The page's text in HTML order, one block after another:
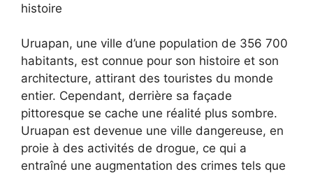
histoire
Uruapan, une ville d’une population de 356 700
habitants, est connue pour son histoire et son
architecture, attirant des touristes du monde
entier. Cependant, derrière sa façade
pittoresque se cache une réalité plus sombre.
Uruapan est devenue une ville dangereuse, en
proie à des activités de drogue, ce qui a
entraîné une augmentation des crimes tels que